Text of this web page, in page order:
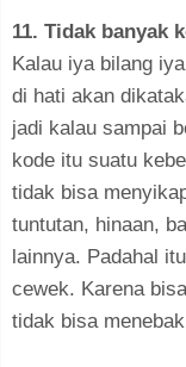
11. Tidak banyak
Kalau iya bilang
di hati akan
jadi kalau sampai
kode itu suatu
tidak bisa
tuntutan, hinaan,
lainnya. Padahal
cewek. Karena
tidak bisa